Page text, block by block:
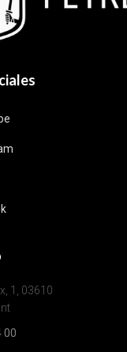
1, 03610
00